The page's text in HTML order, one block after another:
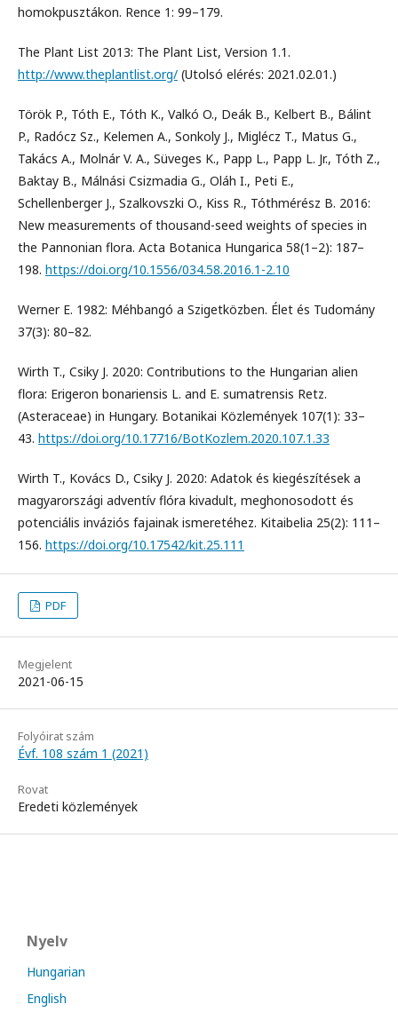
homokpusztákon. Rence 1: 99–179.
The Plant List 2013: The Plant List, Version 1.1.
http://www.theplantlist.org/ (Utolsó elérés: 2021.02.01.)
Török P., Tóth E., Tóth K., Valkó O., Deák B., Kelbert B., Bálint
P., Radócz Sz., Kelemen A., Sonkoly J., Miglécz T., Matus G.,
Takács A., Molnár V. A., Süveges K., Papp L., Papp L. Jr., Tóth Z.,
Baktay B., Málnási Csizmadia G., Oláh I., Peti E.,
Schellenberger J., Szalkovszki O., Kiss R., Tóthmérész B. 2016:
New measurements of thousand-seed weights of species in
the Pannonian flora. Acta Botanica Hungarica 58(1–2): 187–
198. https://doi.org/10.1556/034.58.2016.1-2.10
Werner E. 1982: Méhbangó a Szigetközben. Élet és Tudomány
37(3): 80–82.
Wirth T., Csiky J. 2020: Contributions to the Hungarian alien
flora: Erigeron bonariensis L. and E. sumatrensis Retz.
(Asteraceae) in Hungary. Botanikai Közlemények 107(1): 33–
43. https://doi.org/10.17716/BotKozlem.2020.107.1.33
Wirth T., Kovács D., Csiky J. 2020: Adatok és kiegészítések a
magyarországi adventív flóra kivadult, meghonosodott és
potenciális inváziós fajainak ismeretéhez. Kitaibelia 25(2): 111–
156. https://doi.org/10.17542/kit.25.111
PDF
Megjelent
2021-06-15
Folyóirat szám
Évf. 108 szám 1 (2021)
Rovat
Eredeti közlemények
Nyelv
Hungarian
English